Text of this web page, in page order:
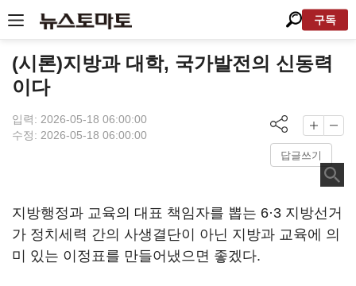
구독
(시론)지방과 대학, 국가발전의 신동력
이다
입력: 2026-05-18 06:00:00
수정: 2026-05-18 06:00:00
답글쓰기
지방행정과 교육의 대표 책임자를 뽑는 6·3 지방선거
가 정치세력 간의 사생결단이 아닌 지방과 교육에 의
미 있는 이정표를 만들어냈으면 좋겠다.